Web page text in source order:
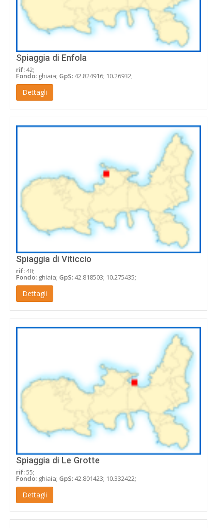
Spiaggia di Enfola
rif:42;
Fondo: ghiaia; GpS:42.824916; 10.26932;
Dettagli
Spiaggia di Viticcio
rif:40;
Fondo: ghiaia; GpS:42.818503; 10.275435;
Dettagli
Spiaggia di Le Grotte
rif:55;
Fondo: ghiaia; GpS:42.801423; 10.332422;
Dettagli